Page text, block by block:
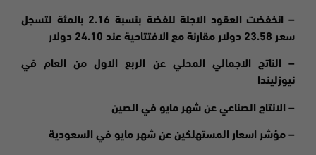
– انخفضت
العقود الاجلة للفضة بنسبة 2.16 بالمئة لتسجل
سعر 23.58 دولار مقارنة مع الافتتاحية عند 24.10 دولار
– الناتج الاجمالي المحلي عن الربع الاول من العام في
نيوزليندا
– الانتاج الصناعي عن شهر مايو في الصين
– مؤشر اسعار المستهلكين عن شهر مايو في السعودية